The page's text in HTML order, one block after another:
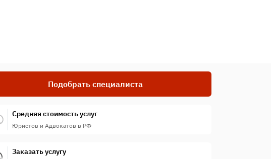
Подобрать специалиста
Средняя стоимость услуг
Юристов и Адвокатов в РФ
Заказать услугу